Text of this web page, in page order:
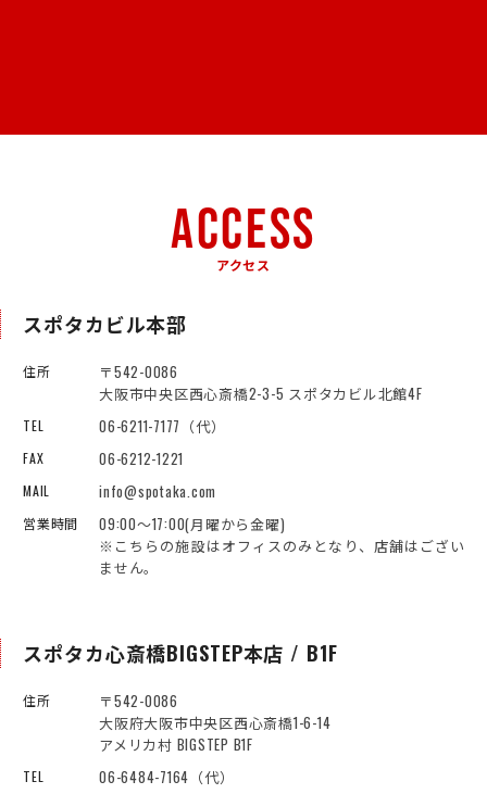
ACCESS
アクセス
スポタカビル本部
住所
〒542-0086
大阪市中央区西心斎橋2-3-5 スポタカビル北館4F
TEL 06-6211-7177（代）
FAX 06-6212-1221
MAIL info@spotaka.com
営業時間
09:00～17:00(月曜から金曜)
※こちらの施設はオフィスのみとなり、店舗はござい
ません。
スポタカ心斎橋BIGSTEP本店 / B1F
住所
〒542-0086
大阪府大阪市中央区西心斎橋1-6-14
アメリカ村 BIGSTEP B1F
TEL 06-6484-7164（代）